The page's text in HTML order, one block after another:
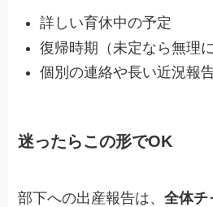
詳しい育休中の予定
復帰時期（未定なら無理
個別の連絡や長い近況報
迷ったらこの形でOK
部下への出産報告は、全体チ